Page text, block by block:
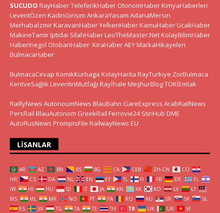
SUCUDO RayHaberTeleferikHaber OtonomHaber KimyaHaberleri
LeventÖzen KadinGirisim AnkaraYasam AdanaMersin
Merhabaİzmir KaravanHaberYelkenHaber KamuHaber UcakHaber
MakineTamir Iptidai SilahHaber LeoTheMaster.Net KolayBilimHaber
HaberInegol OtobanHaber KiraHaberAEY MarkaHikayeleri
BulmacaHaber
BulmacaCevap KomikKurbaga KolayHarita RayTurkiye ZorBulmaca
KentveSağlık LeventinMutfağı Rayİhale MeşhurBlogTOKİEmlak
RaillyNews AutonoumNews BlauBahn GareExpress ArabRailNews
PersRail BlauAutonom GreekRail Ferrovie24 StiriHub DME
AutoRusNews PromptsFile RailwayNews EU
LISANLAR
AR AZ BN BS BG CA CEB ZH-CN
CO
HR
CS DA NL EN ET TL FI FR DE
EL
IW
HI HU ID IT JA KN KK KO LV
LT
MS
ML MR NO PT PA RO RU SR SK
SL
ES
SV TG TA TE TH TR UK UR VI